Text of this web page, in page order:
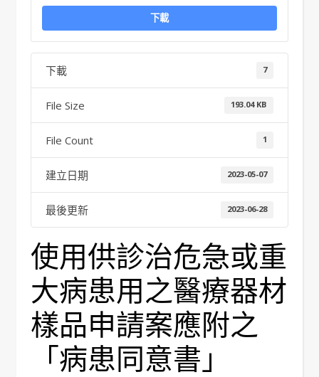
下載
下載 7
File Size 193.04 KB
File Count 1
建立日期 2023-05-07
最後更新 2023-06-28
使用供診治危急或重
大病患用之醫療器材
樣品申請案應附之
「病患同意書」